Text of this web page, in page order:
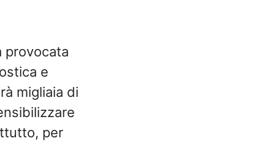
provocata
e
migliaia di
per